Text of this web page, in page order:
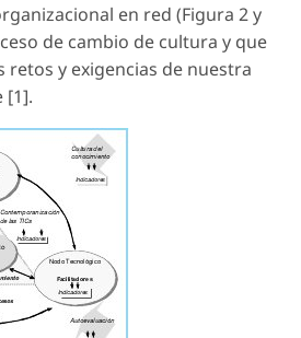
en red (Figura 2 y
de cambio de cultura y que
y exigencias de nuestra
[1].